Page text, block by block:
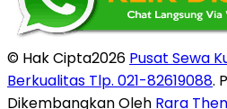
© Hak Cipta2026 Pusat Sewa
Berkualitas Tlp. 021-82619088.
Dikembangkan Oleh Rara